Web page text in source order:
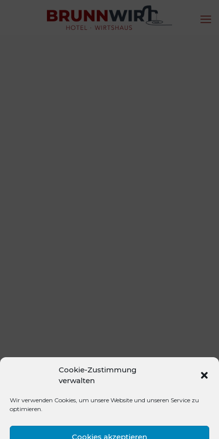
Cookie-Zustimmung
verwalten
Wir verwenden Cookies, um unsere Website und unseren Service zu
optimieren.
Cookies akzeptieren